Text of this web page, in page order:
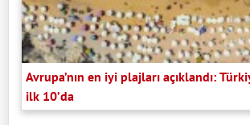
Avrupa’nın en iyi plajları açıklandı:
ilk 10’da